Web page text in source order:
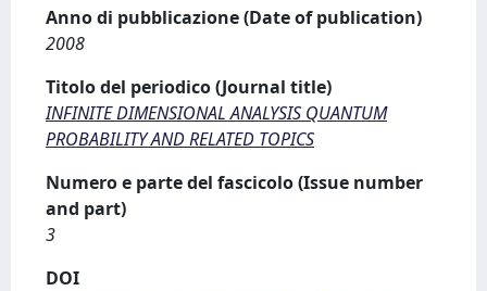
Anno di pubblicazione (Date of publication)
2008
Titolo del periodico (Journal title)
INFINITE DIMENSIONAL ANALYSIS QUANTUM
PROBABILITY AND RELATED TOPICS
Numero e parte del fascicolo (Issue number
and part)
3
DOI